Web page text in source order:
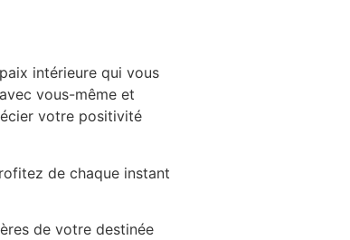
intérieure qui vous
vous-même et
votre positivité
de chaque instant
de votre destinée